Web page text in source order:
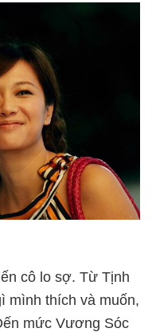
cô lo sợ. Từ Tịnh
mình thích và muốn,
mức Vương Sóc